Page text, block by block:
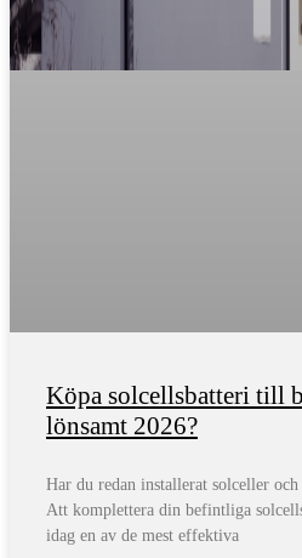
Köpa solcellsbatteri till
lönsamt 2026?
Har du redan installerat solceller
Att komplettera din befintliga
idag en av de mest effektiva